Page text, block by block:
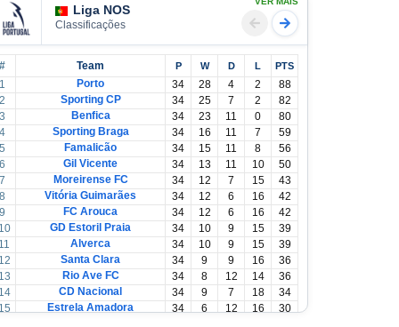
Liga NOS
Classificações
# Team P W D L PTS
1 Porto 34 28 4 2
88
2
Sporting CP 34 25 7 2
82
3
Benfica 34 23 11 0
80
4
Sporting Braga 34 16 11 7
59
5
Famalicão 34 15 11 8
56
6
Gil Vicente 34 13 11 10
50
7
Moreirense FC 34 12 7 15
43
8
Vitória Guimarães 34 12 6 16
42
9
FC Arouca 34 12 6 16
42
10
GD Estoril Praia 34 10 9 15
39
11
Alverca 34 10 9 15
39
12
Santa Clara 34 9 9 16
36
13
Rio Ave FC 34 8 12 14
36
14
CD Nacional 34 9 7 18
34
15
Estrela Amadora 34 6 12 16
30